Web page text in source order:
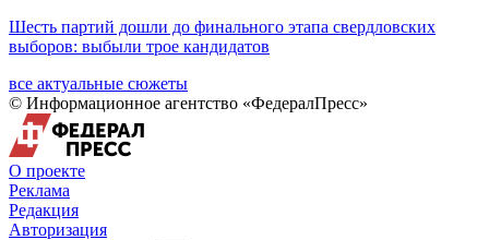
Шесть партий дошли до финального этапа свердловских
выборов: выбыли трое кандидатов
все актуальные сюжеты
© Информационное агентство «ФедералПресс»
О проекте
Реклама
Редакция
Авторизация